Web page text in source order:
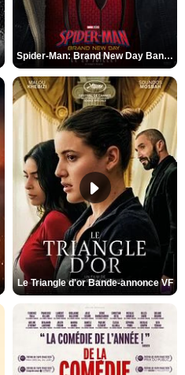
Spider-Man: Brand New Day Bande-annonce VO STFR
Le Triangle d'or Bande-annonce VF